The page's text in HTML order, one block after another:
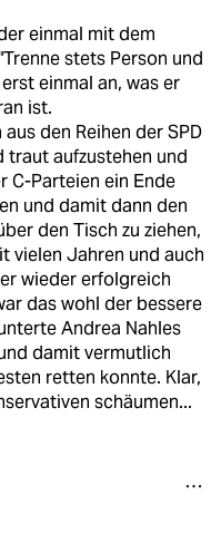
einmal mit dem
stets Person und
einmal an, was er
ist.
den Reihen der SPD
traut aufzustehen und
C-Parteien ein Ende
und damit dann den
den Tisch zu ziehen,
vielen Jahren und auch
wieder erfolgreich
das wohl der bessere
Andrea Nahles
damit vermutlich
retten konnte. Klar,
schäumen...